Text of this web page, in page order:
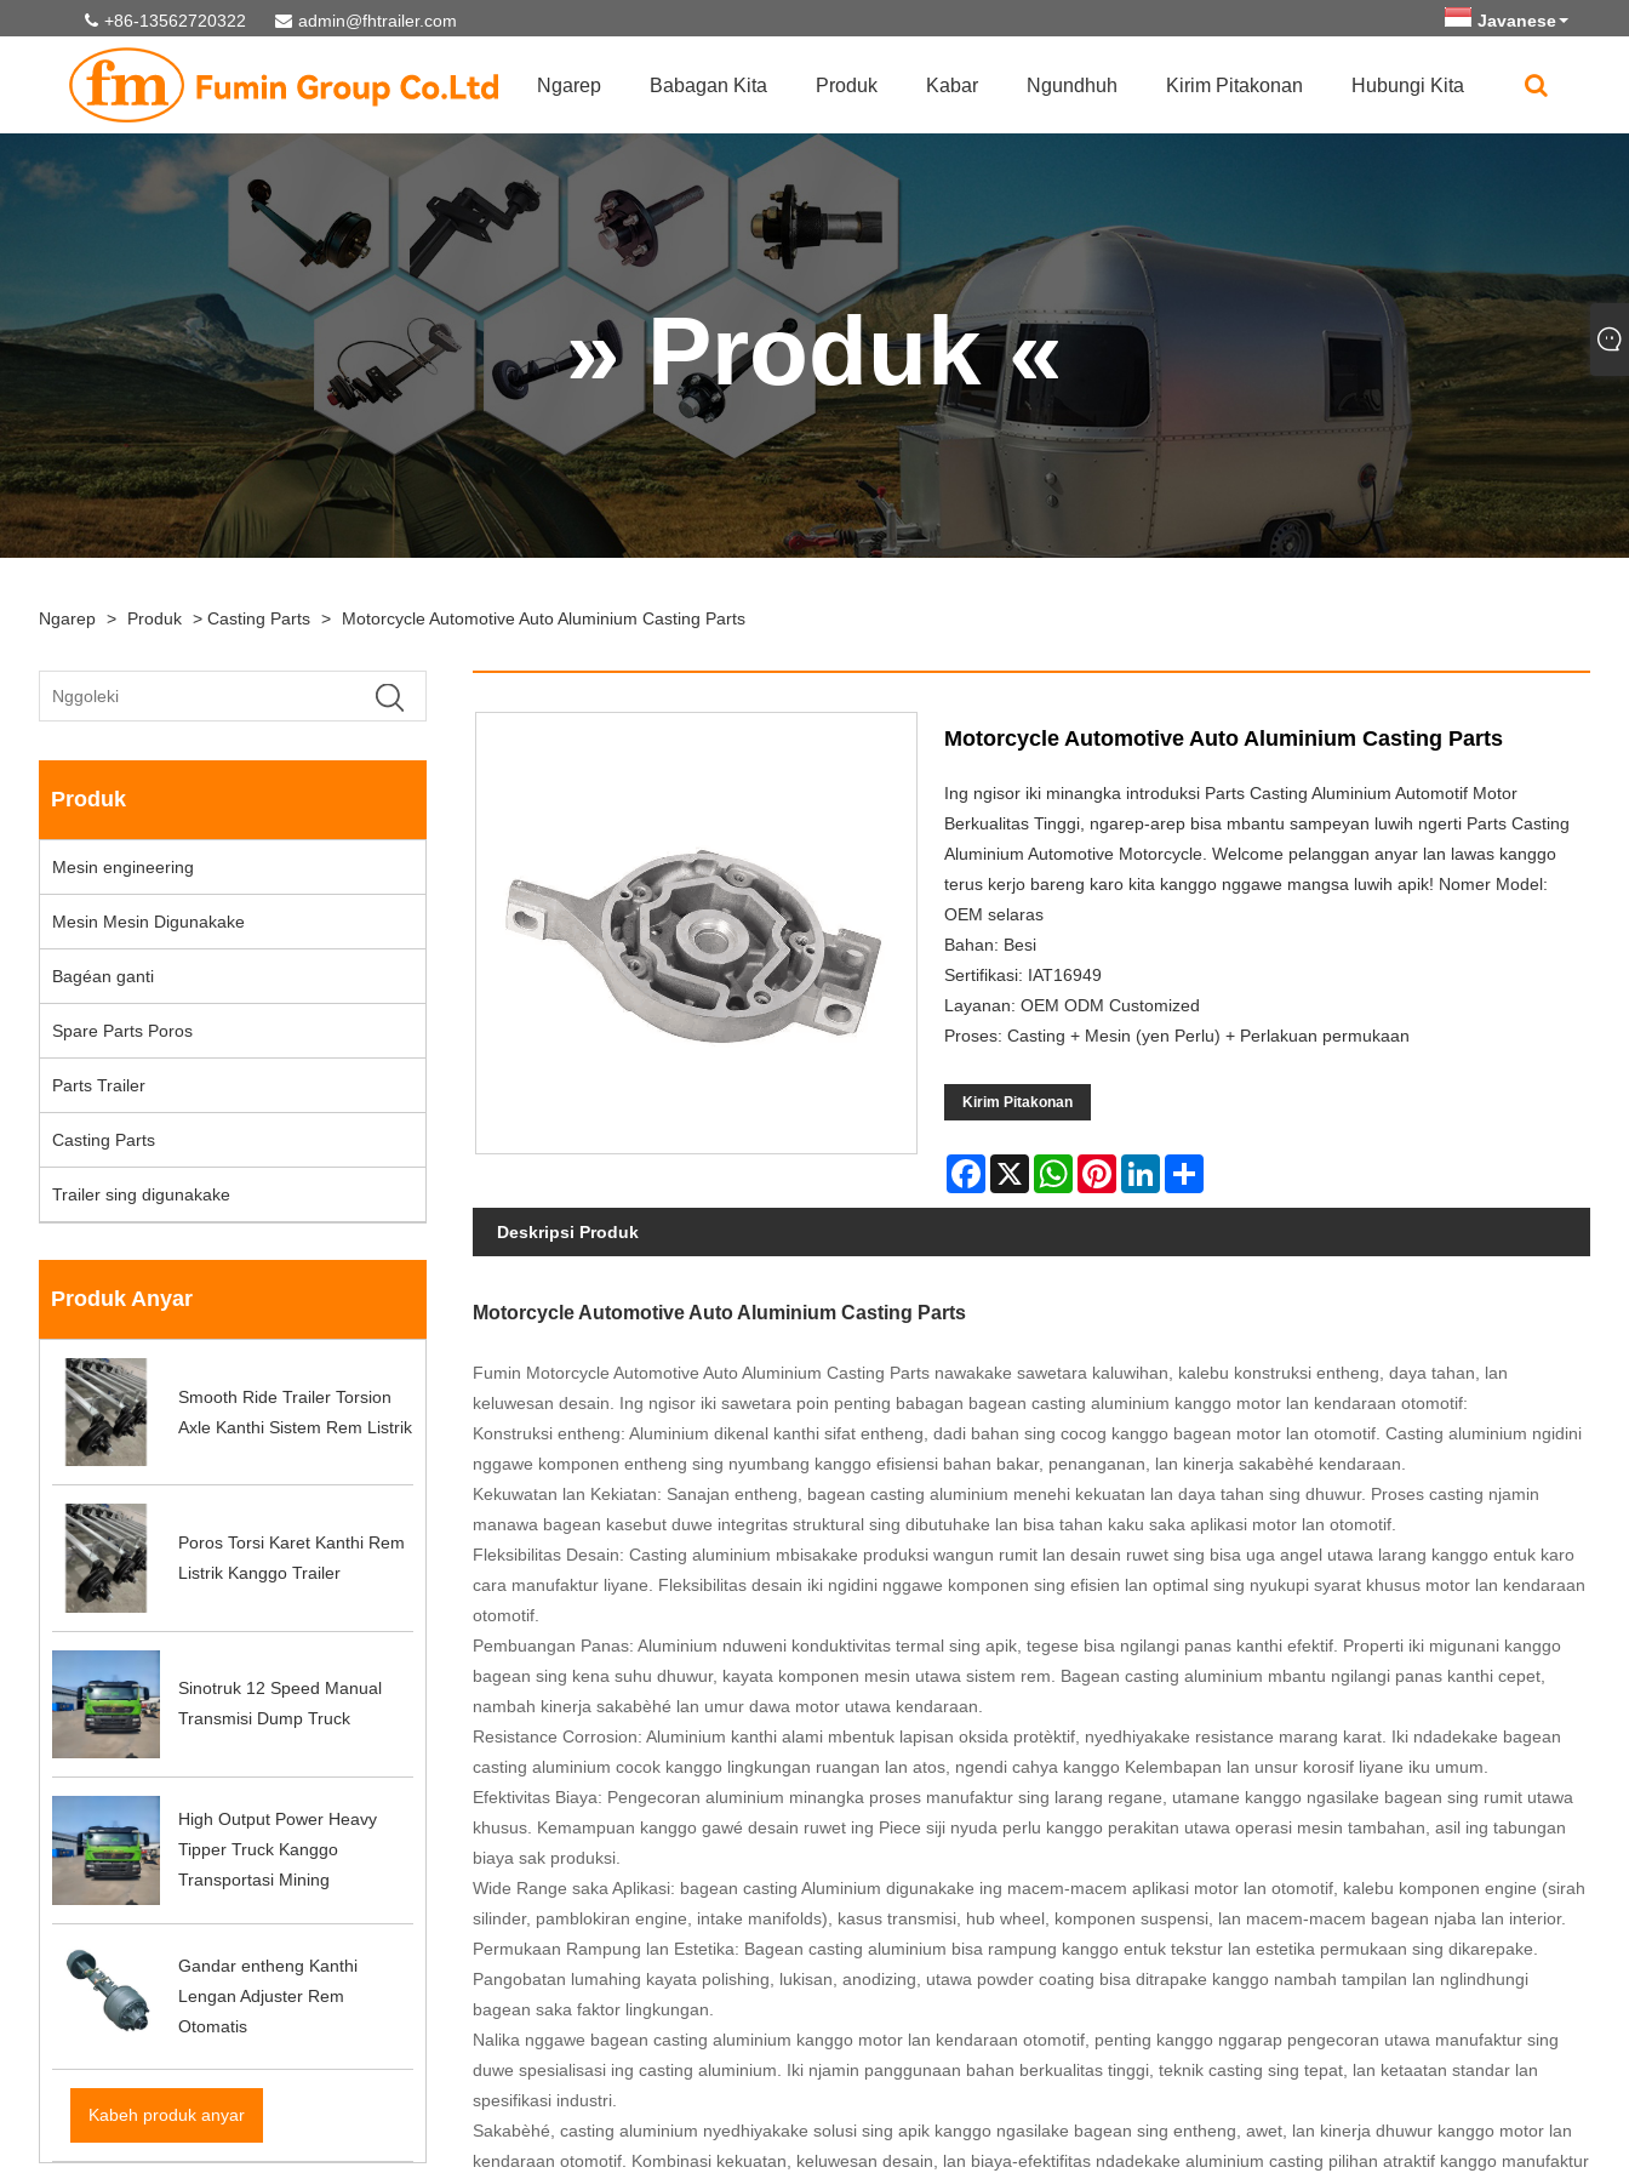
+86-13562720322 admin@fhtrailer.com Javanese
Ngarep Babagan Kita Produk Kabar Ngundhuh Kirim Pitakonan Hubungi Kita
» Produk «
Ngarep > Produk > Casting Parts > Motorcycle Automotive Auto Aluminium Casting Parts
Produk
Mesin engineering
Mesin Mesin Digunakake
Bagéan ganti
Spare Parts Poros
Parts Trailer
Casting Parts
Trailer sing digunakake
Produk Anyar
Smooth Ride Trailer Torsion
Axle Kanthi Sistem Rem Listrik
Poros Torsi Karet Kanthi Rem
Listrik Kanggo Trailer
Sinotruk 12 Speed ​​Manual
Transmisi Dump Truck
High Output Power Heavy
Tipper Truck Kanggo
Transportasi Mining
Gandar entheng Kanthi
Lengan Adjuster Rem
Otomatis
Kabeh produk anyar
Motorcycle Automotive Auto Aluminium Casting Parts
Ing ngisor iki minangka introduksi Parts Casting Aluminium Automotif Motor
Berkualitas Tinggi, ngarep-arep bisa mbantu sampeyan luwih ngerti Parts Casting
Aluminium Automotive Motorcycle. Welcome pelanggan anyar lan lawas kanggo
terus kerjo bareng karo kita kanggo nggawe mangsa luwih apik! Nomer Model:
OEM selaras
Bahan: Besi
Sertifikasi: IAT16949
Layanan: OEM ODM Customized
Proses: Casting + Mesin (yen Perlu) + Perlakuan permukaan
Kirim Pitakonan
Facebook
X WhatsAppPinterestLinkedIn
Deskripsi Produk
Motorcycle Automotive Auto Aluminium Casting Parts
Fumin Motorcycle Automotive Auto Aluminium Casting Parts nawakake sawetara kaluwihan, kalebu konstruksi entheng, daya tahan, lan
keluwesan desain. Ing ngisor iki sawetara poin penting babagan bagean casting aluminium kanggo motor lan kendaraan otomotif:
Konstruksi entheng: Aluminium dikenal kanthi sifat entheng, dadi bahan sing cocog kanggo bagean motor lan otomotif. Casting aluminium ngidini
nggawe komponen entheng sing nyumbang kanggo efisiensi bahan bakar, penanganan, lan kinerja sakabèhé kendaraan.
Kekuwatan lan Kekiatan: Sanajan entheng, bagean casting aluminium menehi kekuatan lan daya tahan sing dhuwur. Proses casting njamin
manawa bagean kasebut duwe integritas struktural sing dibutuhake lan bisa tahan kaku saka aplikasi motor lan otomotif.
Fleksibilitas Desain: Casting aluminium mbisakake produksi wangun rumit lan desain ruwet sing bisa uga angel utawa larang kanggo entuk karo
cara manufaktur liyane. Fleksibilitas desain iki ngidini nggawe komponen sing efisien lan optimal sing nyukupi syarat khusus motor lan kendaraan
otomotif.
Pembuangan Panas: Aluminium nduweni konduktivitas termal sing apik, tegese bisa ngilangi panas kanthi efektif. Properti iki migunani kanggo
bagean sing kena suhu dhuwur, kayata komponen mesin utawa sistem rem. Bagean casting aluminium mbantu ngilangi panas kanthi cepet,
nambah kinerja sakabèhé lan umur dawa motor utawa kendaraan.
Resistance Corrosion: Aluminium kanthi alami mbentuk lapisan oksida protèktif, nyedhiyakake resistance marang karat. Iki ndadekake bagean
casting aluminium cocok kanggo lingkungan ruangan lan atos, ngendi cahya kanggo Kelembapan lan unsur korosif liyane iku umum.
Efektivitas Biaya: Pengecoran aluminium minangka proses manufaktur sing larang regane, utamane kanggo ngasilake bagean sing rumit utawa
khusus. Kemampuan kanggo gawé desain ruwet ing Piece siji nyuda perlu kanggo perakitan utawa operasi mesin tambahan, asil ing tabungan
biaya sak produksi.
Wide Range saka Aplikasi: bagean casting Aluminium digunakake ing macem-macem aplikasi motor lan otomotif, kalebu komponen engine (sirah
silinder, pamblokiran engine, intake manifolds), kasus transmisi, hub wheel, komponen suspensi, lan macem-macem bagean njaba lan interior.
Permukaan Rampung lan Estetika: Bagean casting aluminium bisa rampung kanggo entuk tekstur lan estetika permukaan sing dikarepake.
Pangobatan lumahing kayata polishing, lukisan, anodizing, utawa powder coating bisa ditrapake kanggo nambah tampilan lan nglindhungi
bagean saka faktor lingkungan.
Nalika nggawe bagean casting aluminium kanggo motor lan kendaraan otomotif, penting kanggo nggarap pengecoran utawa manufaktur sing
duwe spesialisasi ing casting aluminium. Iki njamin panggunaan bahan berkualitas tinggi, teknik casting sing tepat, lan ketaatan standar lan
spesifikasi industri.
Sakabèhé, casting aluminium nyedhiyakake solusi sing apik kanggo ngasilake bagean sing entheng, awet, lan kinerja dhuwur kanggo motor lan
kendaraan otomotif. Kombinasi kekuatan, keluwesan desain, lan biaya-efektifitas ndadekake aluminium casting pilihan atraktif kanggo manufaktur